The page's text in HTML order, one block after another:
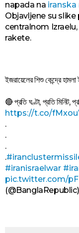
napada na iranska
Objavljene su
centralnom
rakete.
ইজরায়েলের শিশু কেন্দ্রে
🔴 প্রতি ঘণ্টা, প্রতি
https://t.co/
.
.
.
.
#iranisraelwar
pic.twitter.com/
(@BanglaRepublic)